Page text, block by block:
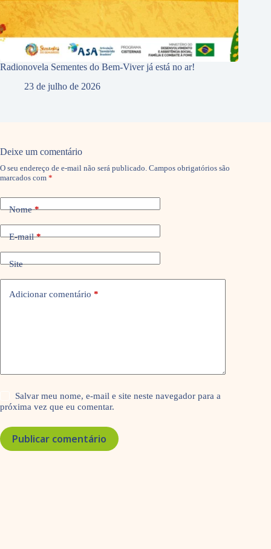
Radionovela Sementes do Bem-Viver já está no ar!
23 de julho de 2026
Deixe um comentário
O seu endereço de e-mail não será publicado. Campos obrigatórios são
marcados com *
Nome*
E-mail*
Site
Adicionar comentário *
Salvar meu nome, e-mail e site neste navegador para a
próxima vez que eu comentar.
Publicar comentário